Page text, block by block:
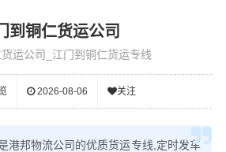
到铜仁货运公司
运公司_江门到铜仁货运专线
2026-08-06 关注
港邦物流公司的优质货运专线,定时发车